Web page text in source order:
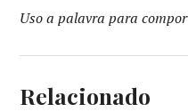
Uso a palavra para
Relacionado